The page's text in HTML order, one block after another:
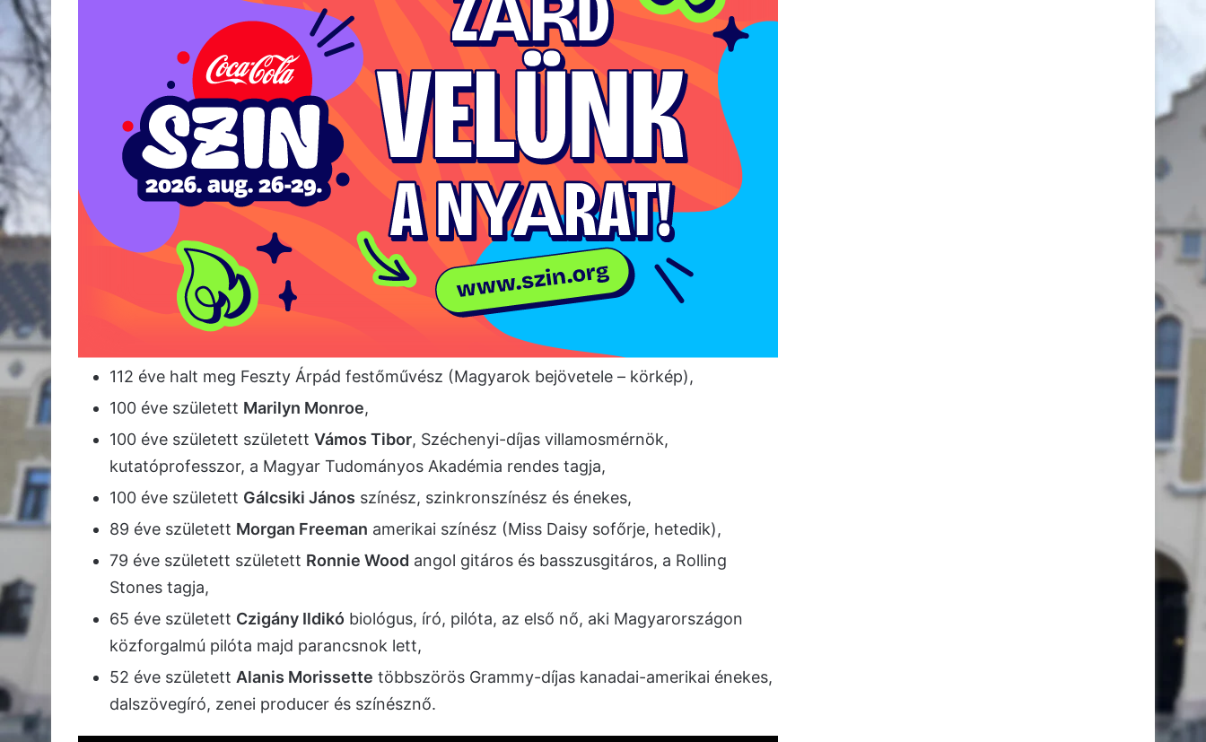
112 éve halt meg Feszty Árpád festőművész (Magyarok bejövetele – körkép),
100 éve született Marilyn Monroe,
100 éve született született Vámos Tibor, Széchenyi-díjas villamosmérnök,
kutatóprofesszor, a Magyar Tudományos Akadémia rendes tagja,
100 éve született Gálcsiki János színész, szinkronszínész és énekes,
89 éve született Morgan Freeman amerikai színész (Miss Daisy sofőrje, hetedik),
79 éve született született Ronnie Wood angol gitáros és basszusgitáros, a Rolling
Stones tagja,
65 éve született Czigány Ildikó biológus, író, pilóta, az első nő, aki Magyarországon
közforgalmú pilóta majd parancsnok lett,
52 éve született Alanis Morissette többszörös Grammy-díjas kanadai-amerikai énekes,
dalszövegíró, zenei producer és színésznő.